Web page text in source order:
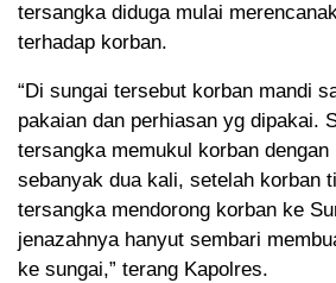
tersangka diduga mulai
terhadap korban.
“Di sungai tersebut korban mandi
pakaian dan perhiasan yg dipakai.
tersangka memukul korban
sebanyak dua kali, setelah korban
tersangka mendorong korban ke
jenazahnya hanyut sembari
ke sungai,” terang Kapolres.